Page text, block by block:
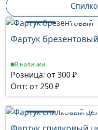
1
2
Фартук брезентовый
В наличии
Розница: от 300 ₽
Опт: от 250 ₽
1 2